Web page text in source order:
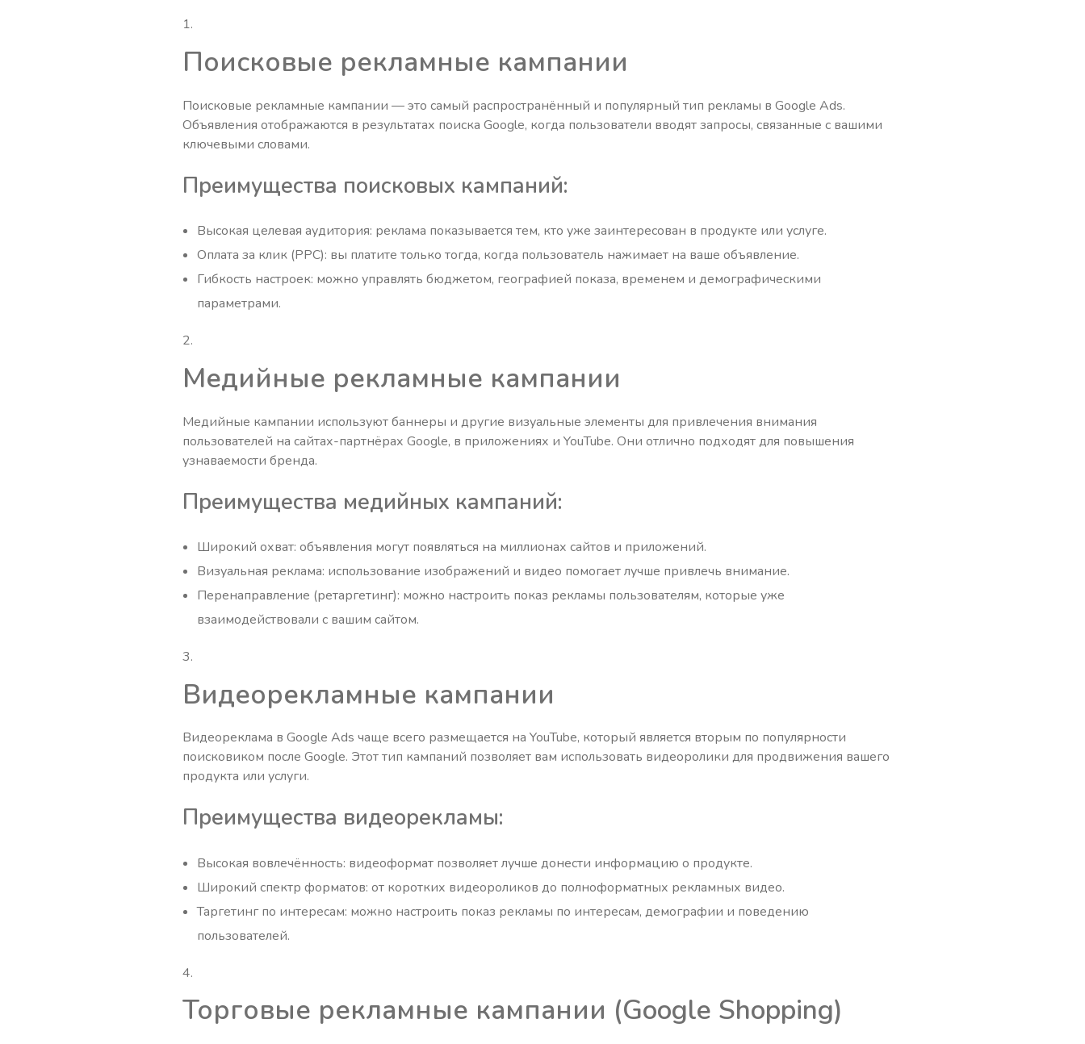
Поисковые рекламные кампании
Поисковые рекламные кампании — это самый распространённый и популярный тип рекламы в Google Ads.
Объявления отображаются в результатах поиска Google, когда пользователи вводят запросы, связанные с вашими
ключевыми словами.
Преимущества поисковых кампаний:
Высокая целевая аудитория: реклама показывается тем, кто уже заинтересован в продукте или услуге.
Оплата за клик (PPC): вы платите только тогда, когда пользователь нажимает на ваше объявление.
Гибкость настроек: можно управлять бюджетом, географией показа, временем и демографическими
параметрами.
Медийные рекламные кампании
Медийные кампании используют баннеры и другие визуальные элементы для привлечения внимания
пользователей на сайтах-партнёрах Google, в приложениях и YouTube. Они отлично подходят для повышения
узнаваемости бренда.
Преимущества медийных кампаний:
Широкий охват: объявления могут появляться на миллионах сайтов и приложений.
Визуальная реклама: использование изображений и видео помогает лучше привлечь внимание.
Перенаправление (ретаргетинг): можно настроить показ рекламы пользователям, которые уже
взаимодействовали с вашим сайтом.
Видеорекламные кампании
Видеореклама в Google Ads чаще всего размещается на YouTube, который является вторым по популярности
поисковиком после Google. Этот тип кампаний позволяет вам использовать видеоролики для продвижения вашего
продукта или услуги.
Преимущества видеорекламы:
Высокая вовлечённость: видеоформат позволяет лучше донести информацию о продукте.
Широкий спектр форматов: от коротких видеороликов до полноформатных рекламных видео.
Таргетинг по интересам: можно настроить показ рекламы по интересам, демографии и поведению
пользователей.
Торговые рекламные кампании (Google Shopping)